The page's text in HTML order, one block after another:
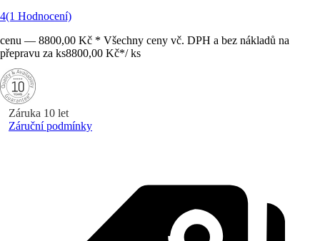
4(1 Hodnocení)
cenu — 8800,00 Kč * Všechny ceny vč. DPH a bez nákladů na
přepravu za ks8800,00 Kč*/ ks
Záruka 10 let
Záruční podmínky